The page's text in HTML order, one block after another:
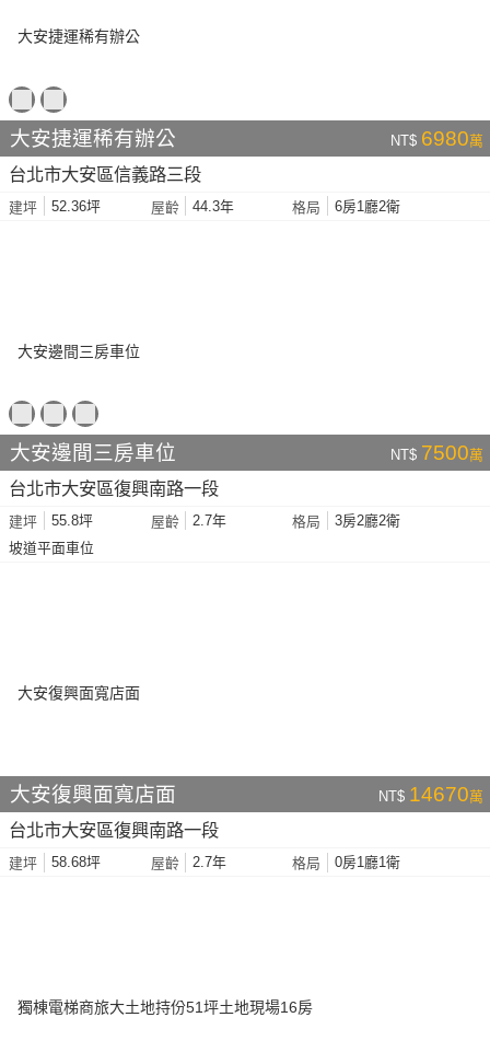
大安捷運稀有辦公 NT$ 6980萬
台北市大安區信義路三段
建坪 52.36坪 屋齡 44.3年 格局 6房1廳2衛
大安邊間三房車位 NT$ 7500萬
台北市大安區復興南路一段
建坪 55.8坪 屋齡 2.7年 格局
3房2廳2衛
坡道平面車位
大安復興面寬店面 NT$ 14670萬
台北市大安區復興南路一段
建坪 58.68坪 屋齡 2.7年 格局 0房1廳1衛